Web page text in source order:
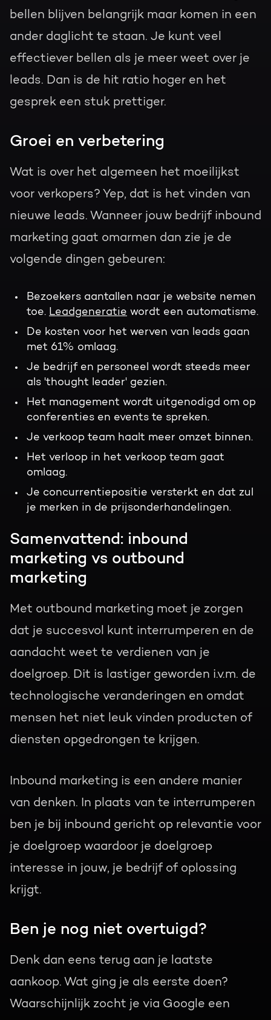
bellen blijven belangrijk maar komen in een
ander daglicht te staan. Je kunt veel
effectiever bellen als je meer weet over je
leads. Dan is de hit ratio hoger en het
gesprek een stuk prettiger.
Groei en verbetering
Wat is over het algemeen het moeilijkst
voor verkopers? Yep, dat is het vinden van
nieuwe leads. Wanneer jouw bedrijf inbound
marketing gaat omarmen dan zie je de
volgende dingen gebeuren:
Bezoekers aantallen naar je website nemen
toe. Leadgeneratie wordt een automatisme.
De kosten voor het werven van leads gaan
met 61% omlaag.
Je bedrijf en personeel wordt steeds meer
als 'thought leader' gezien.
Het management wordt uitgenodigd om op
conferenties en events te spreken.
Je verkoop team haalt meer omzet binnen.
Het verloop in het verkoop team gaat
omlaag.
Je concurrentiepositie versterkt en dat zul
je merken in de prijsonderhandelingen.
Samenvattend: inbound
marketing vs outbound
marketing
Met outbound marketing moet je zorgen
dat je succesvol kunt interrumperen en de
aandacht weet te verdienen van je
doelgroep. Dit is lastiger geworden i.v.m. de
technologische veranderingen en omdat
mensen het niet leuk vinden producten of
diensten opgedrongen te krijgen.
Inbound marketing is een andere manier
van denken. In plaats van te interrumperen
ben je bij inbound gericht op relevantie voor
je doelgroep waardoor je doelgroep
interesse in jouw, je bedrijf of oplossing
krijgt.
Ben je nog niet overtuigd?
Denk dan eens terug aan je laatste
aankoop. Wat ging je als eerste doen?
Waarschijnlijk zocht je via Google een